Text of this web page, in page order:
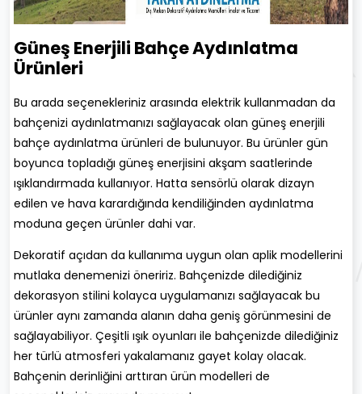
Güneş Enerjili Bahçe Aydınlatma
Ürünleri
Bu arada seçenekleriniz arasında elektrik kullanmadan da
bahçenizi aydınlatmanızı sağlayacak olan güneş enerjili
bahçe aydınlatma ürünleri de bulunuyor. Bu ürünler gün
boyunca topladığı güneş enerjisini akşam saatlerinde
ışıklandırmada kullanıyor. Hatta sensörlü olarak dizayn
edilen ve hava karardığında kendiliğinden aydınlatma
moduna geçen ürünler dahi var.
Dekoratif açıdan da kullanıma uygun olan aplik modellerini
mutlaka denemenizi öneririz. Bahçenizde dilediğiniz
dekorasyon stilini kolayca uygulamanızı sağlayacak bu
ürünler aynı zamanda alanın daha geniş görünmesini de
sağlayabiliyor. Çeşitli ışık oyunları ile bahçenizde dilediğiniz
her türlü atmosferi yakalamanız gayet kolay olacak.
Bahçenin derinliğini arttıran ürün modelleri de